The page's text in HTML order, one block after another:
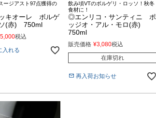
ージアスト97点獲得の
キオーレ ボルゲ
(赤) 750ml
5,000税込
入れる
飲み頃VTのボルゲリ・ロッソ！秋冬
食材に！
◎エンリコ・サンティニ ポ
ッジオ・アル・モロ(赤)
750ml
販売価格 ¥3,080税込
在庫切れ
再入荷お知らせ